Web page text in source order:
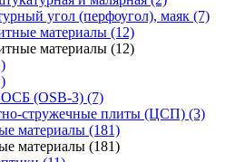
угол (перфоугол), маяк (7)
материалы (12)
материалы (12)
(OSB-3) (7)
стружечные плиты (ЦСП) (3)
материалы (181)
материалы (181)